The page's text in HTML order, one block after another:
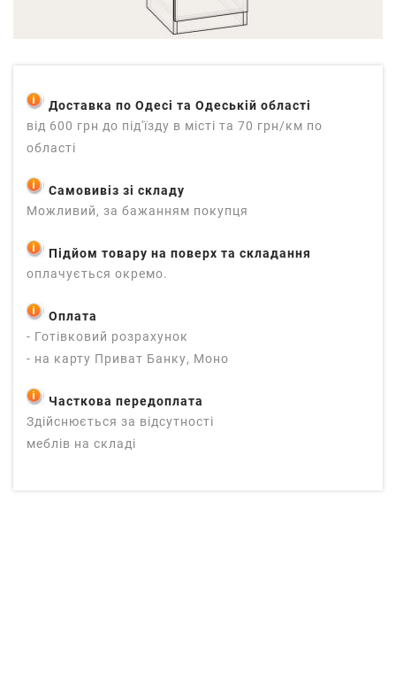
Доставка по Одесі та Одеській області
від 600 грн до під'їзду в місті та 70 грн/км по
області
Самовивіз зі складу
Можливий, за бажанням покупця
Підйом товару на поверх та складання
оплачується окремо.
Оплата
- Готівковий розрахунок
- на карту Приват Банку, Моно
Часткова передоплата
Здійснюється за відсутності
меблів на складі